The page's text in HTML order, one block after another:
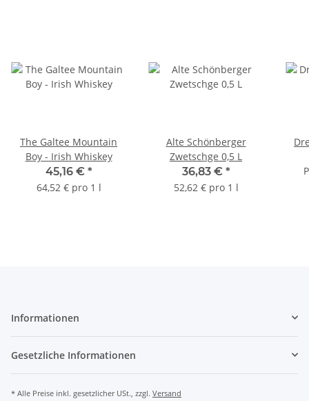
The Galtee Mountain
Boy - Irish Whiskey
45,16 € *
64,52 € pro 1 l
Alte Schönberger
Zwetschge 0,5 L
36,83 € *
52,62 € pro 1 l
Informationen
Gesetzliche Informationen
* Alle Preise inkl. gesetzlicher USt., zzgl. Versand